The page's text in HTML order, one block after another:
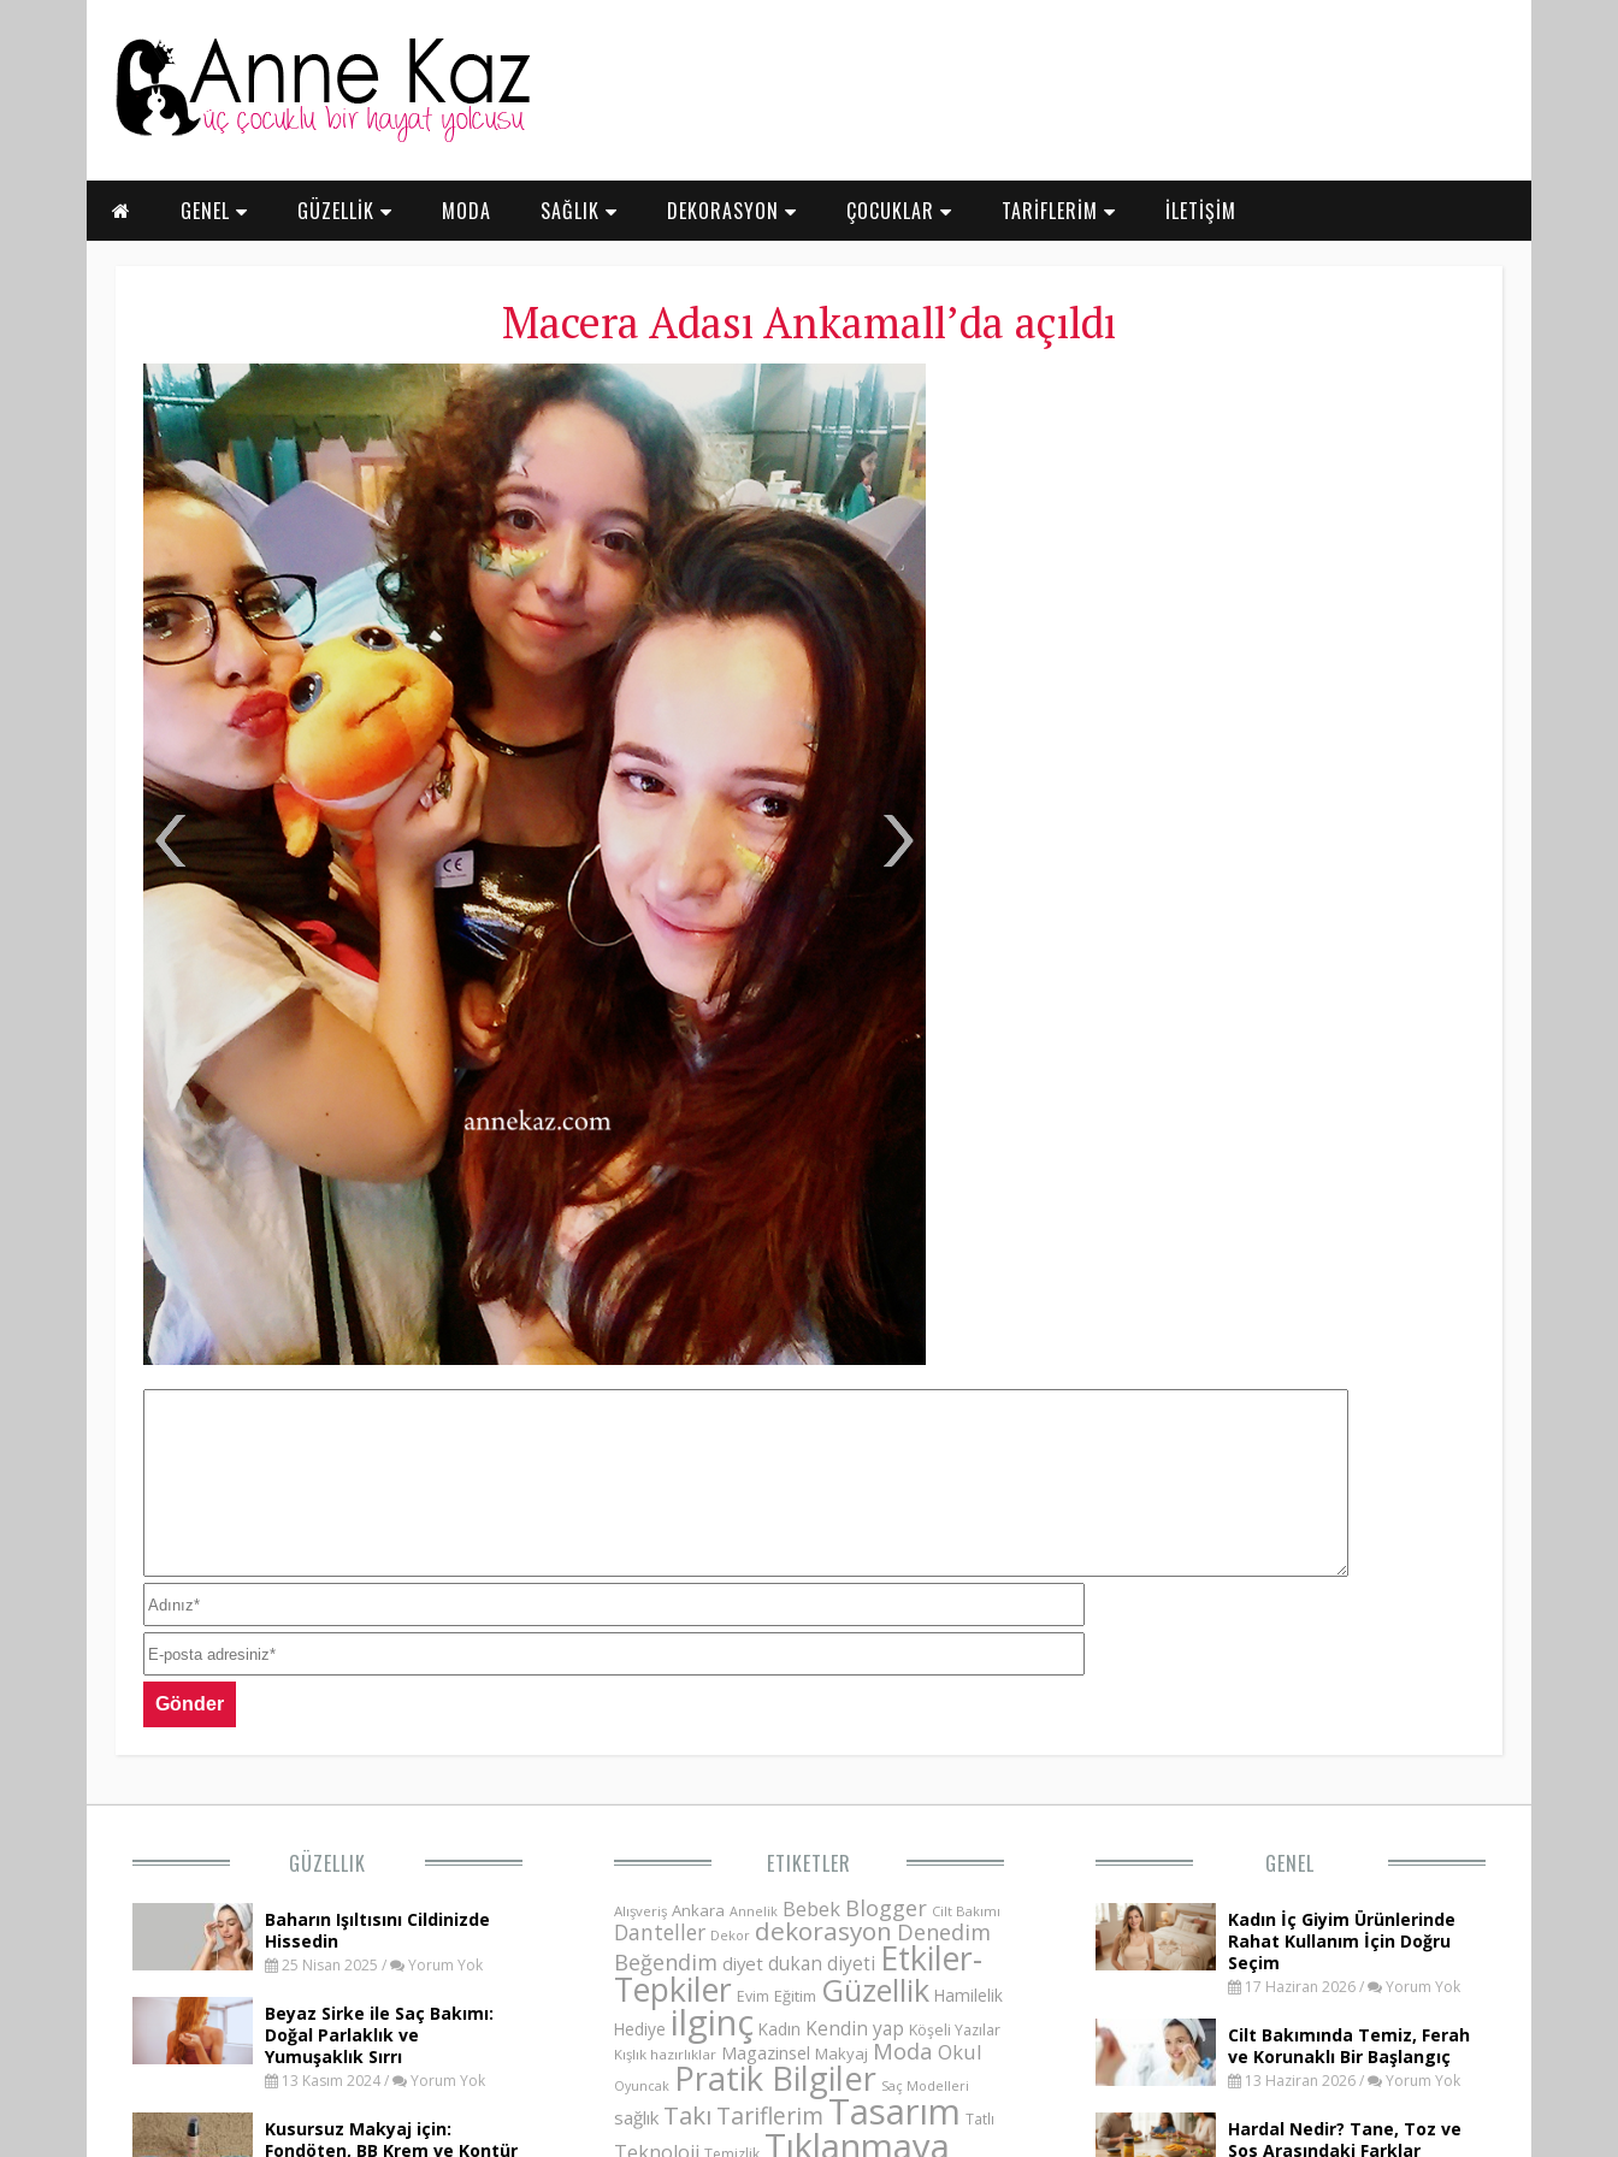
GENEL GÜZELLİK MODA SAĞLIK DEKORASYON ÇOCUKLAR TARİFLERİM İLETİŞİM
Macera Adası Ankamall’da açıldı
GÜZELLIK
Baharın Işıltısını Cildinizde
Hissedin
25 Nisan 2025 / Yorum Yok
Beyaz Sirke ile Saç Bakımı:
Doğal Parlaklık ve
Yumuşaklık Sırrı
13 Kasım 2024 / Yorum Yok
Kusursuz Makyaj için:
Fondöten, BB Krem ve Kontür
ETIKETLER
Alışveriş Ankara Annelik Bebek Blogger Cilt Bakımı
Danteller Dekor dekorasyon Denedim
Beğendim diyet dukan diyeti Etkiler-
Tepkiler Evim Eğitim Güzellik Hamilelik
Hediye ilginç Kadın Kendin yap Köşeli Yazılar
Kışlık hazırlıklar Magazinsel Makyaj Moda Okul
Oyuncak Pratik Bilgiler Saç Modelleri
sağlık Takı Tariflerim Tasarım Tatlı
Tıklanmaya
GENEL
Kadın İç Giyim Ürünlerinde
Rahat Kullanım İçin Doğru
Seçim
17 Haziran 2026 / Yorum Yok
Cilt Bakımında Temiz, Ferah
ve Korunaklı Bir Başlangıç
13 Haziran 2026 / Yorum Yok
Hardal Nedir? Tane, Toz ve
Sos Arasındaki Farklar